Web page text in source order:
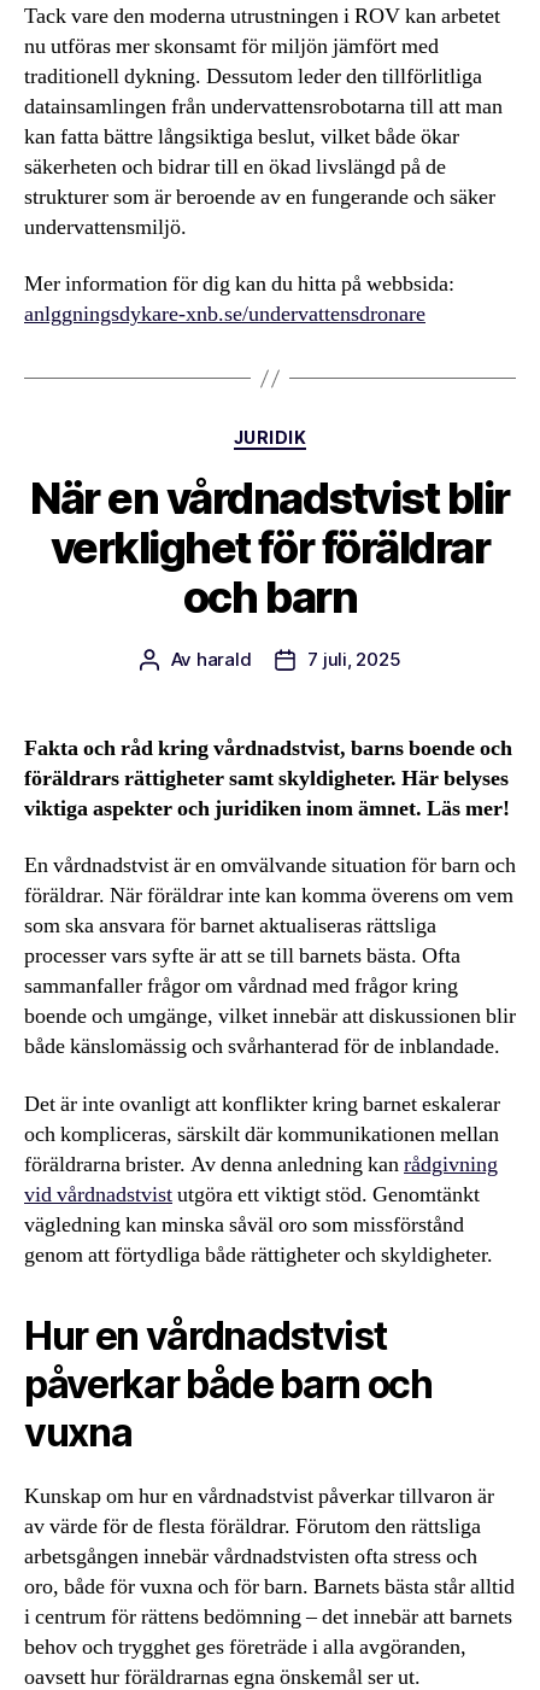
Tack vare den moderna utrustningen i ROV kan arbetet
nu utföras mer skonsamt för miljön jämfört med
traditionell dykning. Dessutom leder den tillförlitliga
datainsamlingen från undervattensrobotarna till att man
kan fatta bättre långsiktiga beslut, vilket både ökar
säkerheten och bidrar till en ökad livslängd på de
strukturer som är beroende av en fungerande och säker
undervattensmiljö.
Mer information för dig kan du hitta på webbsida:
anlggningsdykare-xnb.se/undervattensdronare
Kategorier
JURIDIK
När en vårdnadstvist blir
verklighet för föräldrar
och barn
Inläggsförfattare
Av harald Inläggsdatum
7 juli, 2025
Fakta och råd kring vårdnadstvist, barns boende och
föräldrars rättigheter samt skyldigheter. Här belyses
viktiga aspekter och juridiken inom ämnet. Läs mer!
En vårdnadstvist är en omvälvande situation för barn och
föräldrar. När föräldrar inte kan komma överens om vem
som ska ansvara för barnet aktualiseras rättsliga
processer vars syfte är att se till barnets bästa. Ofta
sammanfaller frågor om vårdnad med frågor kring
boende och umgänge, vilket innebär att diskussionen blir
både känslomässig och svårhanterad för de inblandade.
Det är inte ovanligt att konflikter kring barnet eskalerar
och kompliceras, särskilt där kommunikationen mellan
föräldrarna brister. Av denna anledning kanrådgivning
vid vårdnadstvistutgöra ett viktigt stöd. Genomtänkt
vägledning kan minska såväl oro som missförstånd
genom att förtydliga både rättigheter och skyldigheter.
Hur en vårdnadstvist
påverkar både barn och
vuxna
Kunskap om hur en vårdnadstvist påverkar tillvaron är
av värde för de flesta föräldrar. Förutom den rättsliga
arbetsgången innebär vårdnadstvisten ofta stress och
oro, både för vuxna och för barn. Barnets bästa står alltid
i centrum för rättens bedömning – det innebär att barnets
behov och trygghet ges företräde i alla avgöranden,
oavsett hur föräldrarnas egna önskemål ser ut.